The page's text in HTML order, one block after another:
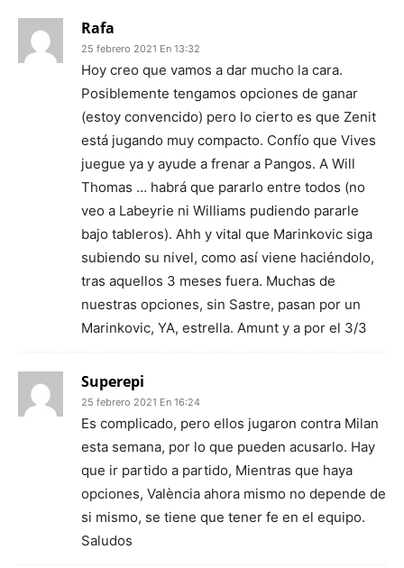
Rafa
25 febrero 2021 En 13:32
Hoy creo que vamos a dar mucho la cara.
Posiblemente tengamos opciones de ganar
(estoy convencido) pero lo cierto es que Zenit
está jugando muy compacto. Confío que Vives
juegue ya y ayude a frenar a Pangos. A Will
Thomas … habrá que pararlo entre todos (no
veo a Labeyrie ni Williams pudiendo pararle
bajo tableros). Ahh y vital que Marinkovic siga
subiendo su nivel, como así viene haciéndolo,
tras aquellos 3 meses fuera. Muchas de
nuestras opciones, sin Sastre, pasan por un
Marinkovic, YA, estrella. Amunt y a por el 3/3
Superepi
25 febrero 2021 En 16:24
Es complicado, pero ellos jugaron contra Milan
esta semana, por lo que pueden acusarlo. Hay
que ir partido a partido, Mientras que haya
opciones, València ahora mismo no depende de
si mismo, se tiene que tener fe en el equipo.
Saludos